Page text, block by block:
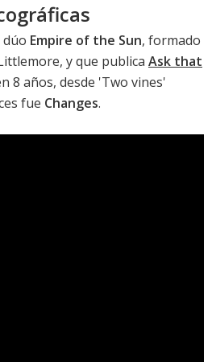
dúo Empire of the Sun, formado
y que publica Ask that
8 años, desde 'Two vines'
fue Changes.